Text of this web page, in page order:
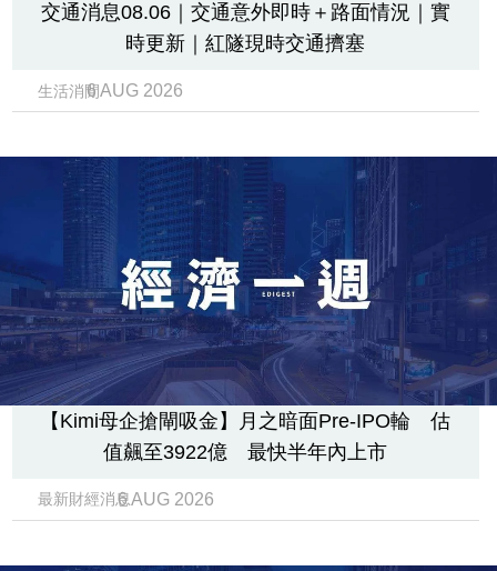
專
訂
專
區
交通消息08.06｜交通意外即時＋路面情況｜實
時更新｜紅隧現時交通擠塞
生活消閒6 AUG 2026
【Kimi母企搶閘吸金】月之暗面Pre-IPO輪 估
值飆至3922億 最快半年內上市
最新財經消息6 AUG 2026